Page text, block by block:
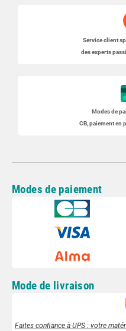
Service client
des experts
Modes de
CB, paiement en
Modes de paiement
Mode de livraison
Faites confiance à UPS : votre